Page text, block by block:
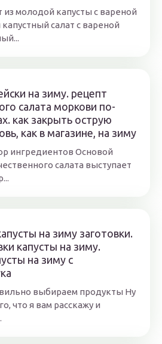
из молодой капусты с вареной
салат с вареной
на зиму. рецепт
салата моркови по-
как закрыть острую
как в магазине, на зиму
ингредиентов Основой
салата выступает
на зиму заготовки.
капусты на зиму.
на зиму с
выбираем продукты Ну
что я вам расскажу и